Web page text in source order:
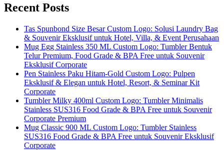
Recent Posts
Tas Spunbond Size Besar Custom Logo: Solusi Laundry Bag
& Souvenir Eksklusif untuk Hotel, Villa, & Event Perusahaan
Mug Egg Stainless 350 ML Custom Logo: Tumbler Bentuk
Telur Premium, Food Grade & BPA Free untuk Souvenir
Eksklusif Corporate
Pen Stainless Paku Hitam-Gold Custom Logo: Pulpen
Eksklusif & Elegan untuk Hotel, Resort, & Seminar Kit
Corporate
Tumbler Milky 400ml Custom Logo: Tumbler Minimalis
Stainless SUS316 Food Grade & BPA Free untuk Souvenir
Corporate Premium
Mug Classic 900 ML Custom Logo: Tumbler Stainless
SUS316 Food Grade & BPA Free untuk Souvenir Eksklusif
Corporate